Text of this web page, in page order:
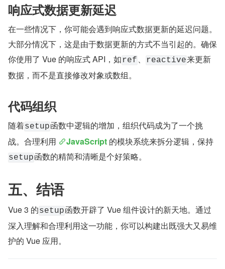
响应式数据更新延迟
在一些情况下，你可能会遇到响应式数据更新的延迟问题。
大部分情况下，这是由于数据更新的方式不当引起的。确保
你使用了 Vue 的响应式 API，如 ref 、 reactive来更新
数据，而不是直接修改对象或数组。
代码组织
随着setup函数中逻辑的增加，组织代码成为了一个挑
战。合理利用
JavaScript 的模块系统来拆分逻辑，保持
setup函数的精简和清晰是个好策略。
五、结语
Vue 3 的setup函数开辟了 Vue 组件设计的新天地。通过
深入理解和合理利用这一功能，你可以构建出既强大又易维
护的 Vue 应用。